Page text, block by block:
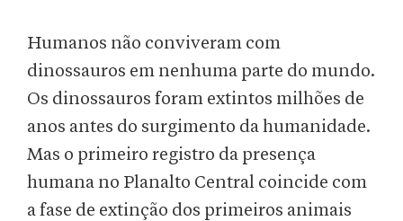
Humanos não conviveram com
dinossauros em nenhuma parte do mundo.
Os dinossauros foram extintos milhões de
anos antes do surgimento da humanidade.
Mas o primeiro registro da presença
humana no Planalto Central coincide com
a fase de extinção dos primeiros animais